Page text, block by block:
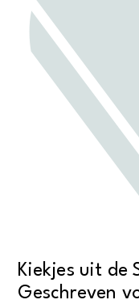
Kiekjes uit de
Geschreven